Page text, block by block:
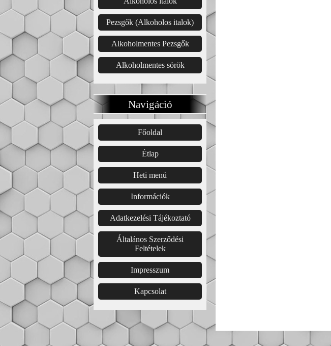
Pezsgők (Alkoholos italok)
Alkoholmentes Pezsgők
Alkoholmentes sörök
Navigáció
Főoldal͏͏
Étlap͏
Heti menü
Információk
Adatkezelési Tájékoztató
Általános Szerződési
Feltételek
Impresszum
Kapcsolat